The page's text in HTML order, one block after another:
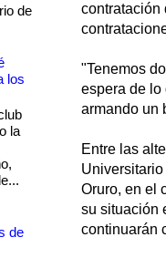
contratación
"Tenemos
espera de lo
armando un
Entre las
Oruro, en el
su situación
continuarán
de
los
la
de